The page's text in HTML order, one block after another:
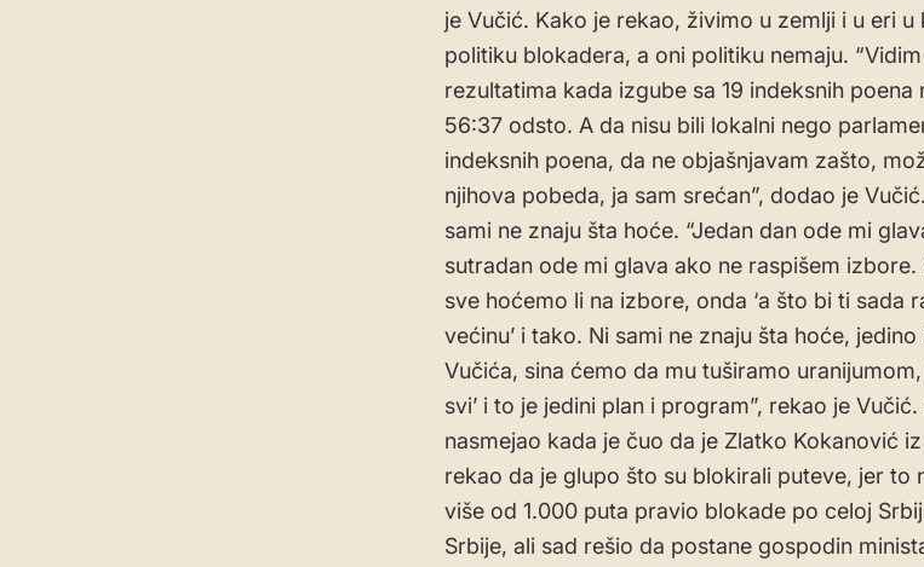
je Vučić. Kako je rekao, živimo u zemlji i u eri
politiku blokadera, a oni politiku nemaju.
rezultatima kada izgube sa 19 indeksnih
56:37 odsto. A da nisu bili lokalni nego
indeksnih poena, da ne objašnjavam zašto,
njihova pobeda, ja sam srećan”, dodao je
sami ne znaju šta hoće. “Jedan dan ode mi
sutradan ode mi glava ako ne raspišem
sve hoćemo li na izbore, onda ‘a što bi ti sada
većinu’ i tako. Ni sami ne znaju šta hoće,
Vučića, sina ćemo da mu tuširamo
svi’ i to je jedini plan i program”, rekao je
nasmejao kada je čuo da je Zlatko Kokanović
rekao da je glupo što su blokirali puteve, jer to
više od 1.000 puta pravio blokade po celoj
Srbije, ali sad rešio da postane gospodin